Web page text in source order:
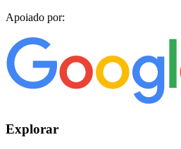
Apoiado por:
Explorar